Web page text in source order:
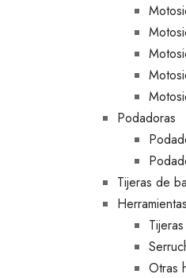
Podadoras
Tijeras de
Otras